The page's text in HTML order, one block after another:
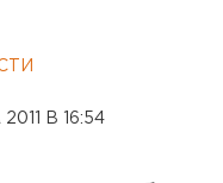
2011 В 16:54